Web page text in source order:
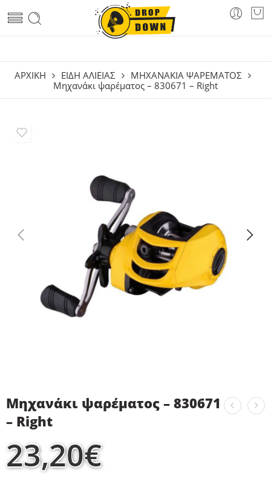
ΑΡΧΙΚΗ ΕΙΔΗ ΑΛΙΕΙΑΣ
ΜΗΧΑΝΆΚΙΑ ΨΑΡΈΜΑΤΟΣ
Μηχανάκι ψαρέματος – 830671 – Right
Μηχανάκι ψαρέματος – 830671
– Right
23,20€